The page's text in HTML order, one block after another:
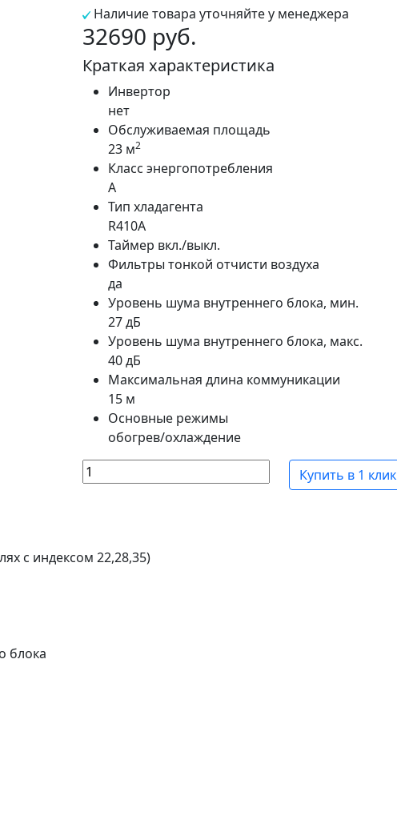
Наличие товара уточняйте у менеджера
32690 руб.
Краткая характеристика
Инвертор
нет
Обслуживаемая площадь
23 м2
Класс энергопотребления
A
Тип хладагента
R410A
Таймер вкл./выкл.
Фильтры тонкой отчисти воздуха
да
Уровень шума внутреннего блока, мин.
27 дБ
Уровень шума внутреннего блока, макс.
40 дБ
Максимальная длина коммуникации
15 м
Основные режимы
обогрев/охлаждение
Купить в 1 клик
с индексом 22,28,35)
блока